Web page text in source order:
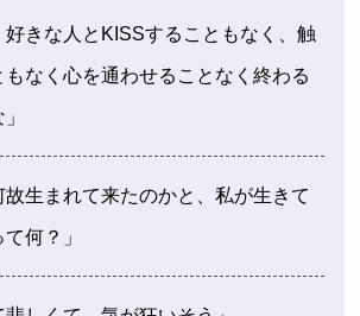
好きな人とKISSすることもなく、触
もなく心を通わせることなく終わる
故生まれて来たのかと、私が生きて
何？」